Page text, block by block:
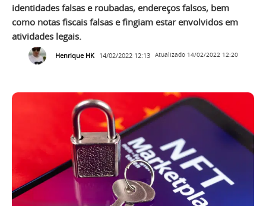
identidades falsas e roubadas, endereços falsos, bem
como notas fiscais falsas e fingiam estar envolvidos em
atividades legais.
Henrique HK 14/02/2022 12:13 Atualizado 14/02/2022 12:20